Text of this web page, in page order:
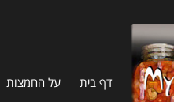
דף בית על החמצות